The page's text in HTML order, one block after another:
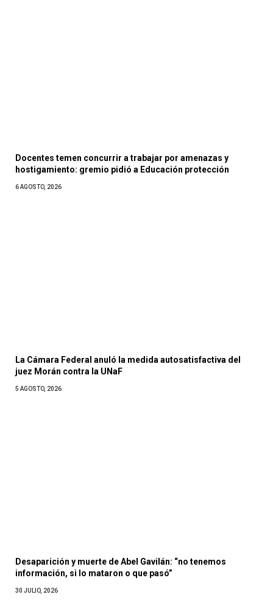
Docentes temen concurrir a trabajar por amenazas y
hostigamiento: gremio pidió a Educación protección
6 AGOSTO, 2026
La Cámara Federal anuló la medida autosatisfactiva del
juez Morán contra la UNaF
5 AGOSTO, 2026
Desaparición y muerte de Abel Gavilán: “no tenemos
información, si lo mataron o que pasó”
30 JULIO, 2026